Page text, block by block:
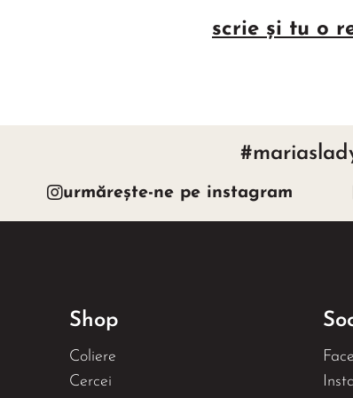
scrie și tu o
urmărește-ne pe instagram
Shop
Coliere
Cercei